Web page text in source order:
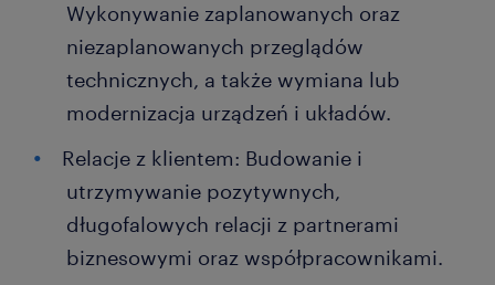
Wykonywanie zaplanowanych oraz
niezaplanowanych przeglądów
technicznych, a także wymiana lub
modernizacja urządzeń i układów.
Relacje z klientem: Budowanie i
utrzymywanie pozytywnych,
długofalowych relacji z partnerami
biznesowymi oraz współpracownikami.